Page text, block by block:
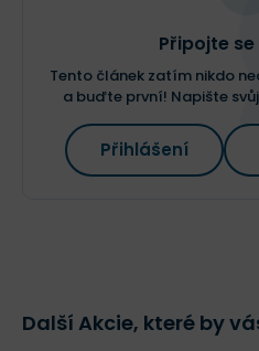
Připojte se
Tento článek zatím nikdo
a buďte první! Napište
Přihlášení
Další Akcie, které by